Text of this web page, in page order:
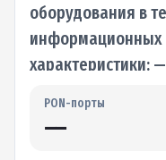
оборудования в
информационных
характеристики:
PON-порты
—